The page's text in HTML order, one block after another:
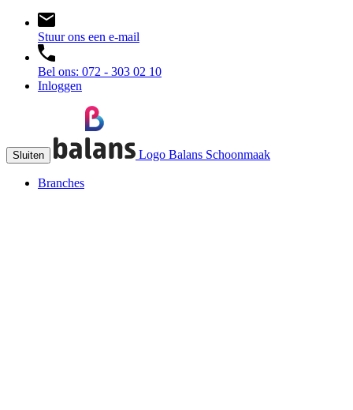
Stuur ons een e-mail
Bel ons: 072 - 303 02 10
Inloggen
Sluiten Logo Balans Schoonmaak
Branches